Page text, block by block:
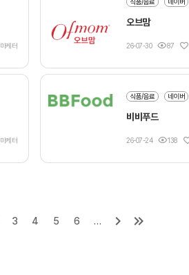
케터
오브맘
26-07-30 87
케터
식품/음료 네이버
비비푸드
26-07-24 138
3 4 5 6 …